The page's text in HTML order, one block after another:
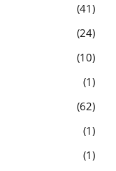
41
24
10
1
62
1
1